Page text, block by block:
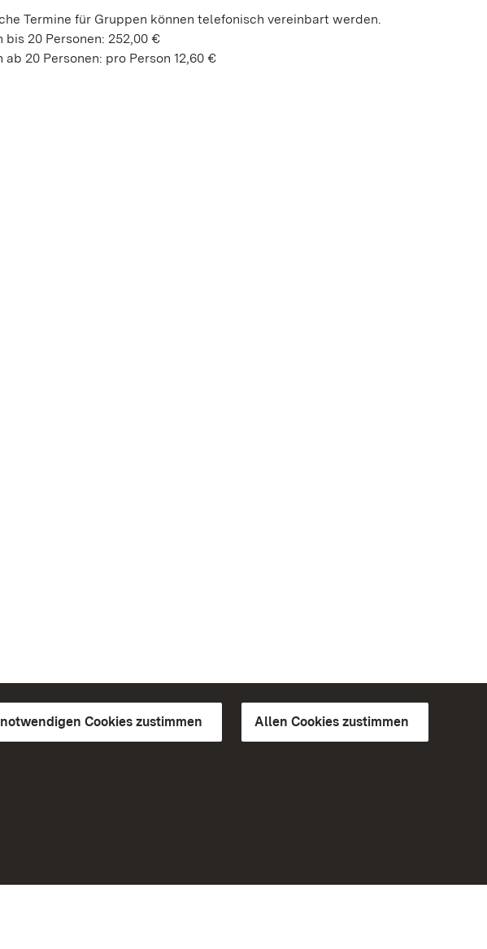
Cookies zustimmen Allen Cookies zustimmen
Termine für Gruppen können telefonisch vereinbart werden.
bis 20 Personen: 252,00 €
ab 20 Personen: pro Person 12,60 €